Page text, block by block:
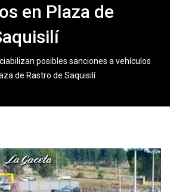
en Plaza de
posibles sanciones a vehículos
de Rastro de Saquisilí